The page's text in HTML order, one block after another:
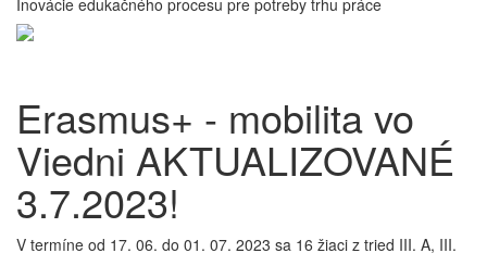
Inovácie edukačného procesu pre potreby trhu práce
Erasmus+ - mobilita vo
Viedni AKTUALIZOVANÉ
3.7.2023!
V termíne od 17. 06. do 01. 07. 2023 sa 16 žiaci z tried III. A, III.